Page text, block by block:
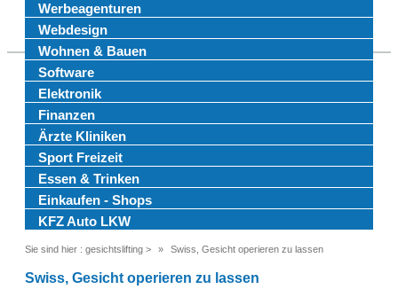
Werbeagenturen
Webdesign
Wohnen & Bauen
Software
Elektronik
Finanzen
Ärzte Kliniken
Sport Freizeit
Essen & Trinken
Einkaufen - Shops
KFZ Auto LKW
Sie sind hier : gesichtslifting > Swiss, Gesicht operieren zu lassen
Swiss, Gesicht operieren zu lassen